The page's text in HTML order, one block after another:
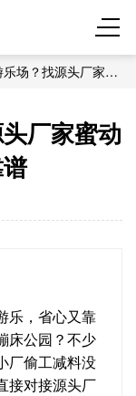
场？找源头厂家蜜
厂家蜜动
乐，省心又靠
床公园？不少
厂偷工减料没
接对接源头厂